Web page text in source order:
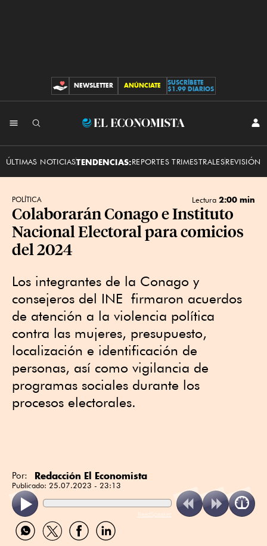
CONTRIBUCIONES
NEWSLETTER ANÚNCIATE
SUSCRÍBETE
$1.99 DIARIOS
El
ÚLTIMAS NOTICIASTENDENCIAS:REPORTES TRIMESTRALESREVISIÓN
POLÍTICA Lectura 2:00 min
Colaborarán Conago e Instituto
Nacional Electoral para comicios
del 2024
Los integrantes de la Conago y
consejeros del INE firmaron acuerdos
de atención a la violencia política
contra las mujeres, presupuesto,
localización e identificación de
personas, así como vigilancia de
programas sociales durante los
procesos electorales.
Por: Redacción El Economista
Publicado: 25.07.2023 - 23:13
ReadSpeaker
Compartir
por
Compartir
por
Compartir
por
Compartir
por